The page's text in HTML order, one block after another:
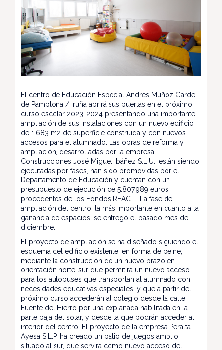
El centro de Educación Especial Andrés Muñoz Garde
de Pamplona / Iruña abrirá sus puertas en el próximo
curso escolar 2023-2024 presentando una importante
ampliación de sus instalaciones con un nuevo edificio
de 1.683 m2 de superficie construida y con nuevos
accesos para el alumnado. Las obras de reforma y
ampliación, desarrolladas por la empresa
Construcciones José Miguel Ibáñez S.L.U., están siendo
ejecutadas por fases, han sido promovidas por el
Departamento de Educación y cuentan con un
presupuesto de ejecución de 5.807.989 euros,
procedentes de los Fondos REACT.. La fase de
ampliación del centro, la más importante en cuanto a la
ganancia de espacios, se entregó el pasado mes de
diciembre.
El proyecto de ampliación se ha diseñado siguiendo el
esquema del edificio existente, en forma de peine,
mediante la construcción de un nuevo brazo en
orientación norte-sur que permitirá un nuevo acceso
para los autobuses que transportan al alumnado con
necesidades educativas especiales, y que a partir del
próximo curso accederán al colegio desde la calle
Fuente del Hierro por una explanada habilitada en la
parte baja del solar, y desde la que podrán acceder al
interior del centro. El proyecto de la empresa Peralta
Ayesa S.L.P. ha creado un patio de juegos amplio,
situado al sur, que servirá como nuevo acceso del